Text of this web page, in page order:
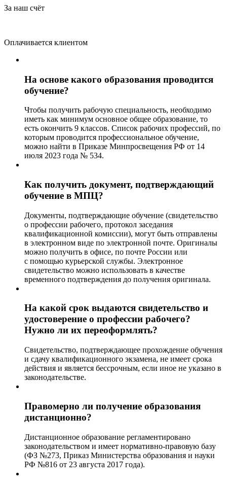
За наш счёт
Оплачивается клиентом
На основе какого образования проводится
обучение?
Чтобы получить рабочую специальность, необходимо
иметь как минимум основное общее образование, то
есть окончить 9 классов. Список рабочих профессий, по
которым проводится профессиональное обучение,
можно найти в Приказе Минпросвещения РФ от 14
июля 2023 года № 534.
Как получить документ, подтверждающий
обучение в МПЦ?
Документы, подтверждающие обучение (свидетельство
о профессии рабочего, протокол заседания
квалификационной комиссии), могут быть отправлены
в электронном виде по электронной почте. Оригиналы
можно получить в офисе, по почте России или
с помощью курьерской службы. Электронное
свидетельство можно использовать в качестве
временного подтверждения до получения оригинала.
На какой срок выдаются свидетельство и
удостоверение о профессии рабочего?
Нужно ли их переоформлять?
Свидетельство, подтверждающее прохождение обучения
и сдачу квалификационного экзамена, не имеет срока
действия и является бессрочным, если иное не указано в
законодательстве.
Правомерно ли получение образования
дистанционно?
Дистанционное образование регламентировано
законодательством и имеет нормативно-правовую базу
(ФЗ №273, Приказ Министерства образования и науки
РФ №816 от 23 августа 2017 года).